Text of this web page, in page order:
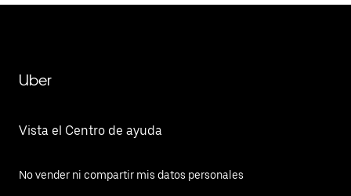
Uber
Vista el Centro de ayuda
No vender ni compartir mis datos personales